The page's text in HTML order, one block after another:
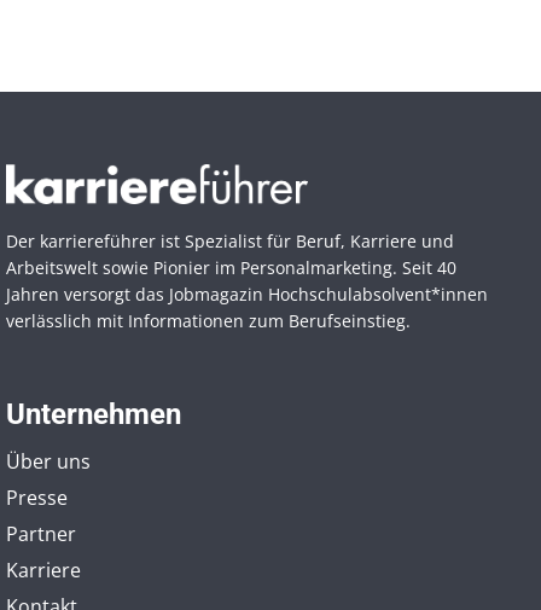
Der karriereführer ist Spezialist für Beruf, Karriere und
Arbeitswelt sowie Pionier im Personal­marketing. Seit 40
Jahren versorgt das Jobmagazin Hochschul­absolvent*innen
verlässlich mit Informationen zum Berufseinstieg.
Unternehmen
Über uns
Presse
Partner
Karriere